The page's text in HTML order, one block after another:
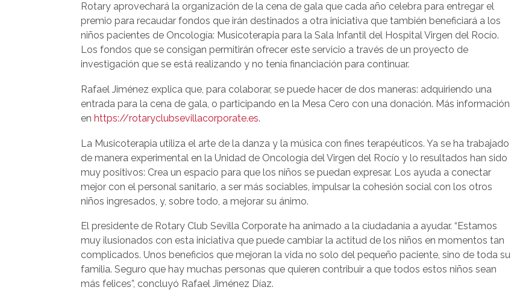
Rotary aprovechará la organización de la cena de gala que cada año celebra para entregar el
premio para recaudar fondos que irán destinados a otra iniciativa que también beneficiará a los
niños pacientes de Oncología: Musicoterapia para la Sala Infantil del Hospital Virgen del Rocío.
Los fondos que se consigan permitirán ofrecer este servicio a través de un proyecto de
investigación que se está realizando y no tenía financiación para continuar.
Rafael Jiménez explica que, para colaborar, se puede hacer de dos maneras: adquiriendo una
entrada para la cena de gala, o participando en la Mesa Cero con una donación. Más información
en https://rotaryclubsevillacorporate.es.
La Musicoterapia utiliza el arte de la danza y la música con fines terapéuticos. Ya se ha trabajado
de manera experimental en la Unidad de Oncología del Virgen del Rocío y lo resultados han sido
muy positivos: Crea un espacio para que los niños se puedan expresar. Los ayuda a conectar
mejor con el personal sanitario, a ser más sociables, impulsar la cohesión social con los otros
niños ingresados, y, sobre todo, a mejorar su ánimo.
El presidente de Rotary Club Sevilla Corporate ha animado a la ciudadanía a ayudar. “Estamos
muy ilusionados con esta iniciativa que puede cambiar la actitud de los niños en momentos tan
complicados. Unos beneficios que mejoran la vida no solo del pequeño paciente, sino de toda su
familia. Seguro que hay muchas personas que quieren contribuir a que todos estos niños sean
más felices”, concluyó Rafael Jiménez Díaz.